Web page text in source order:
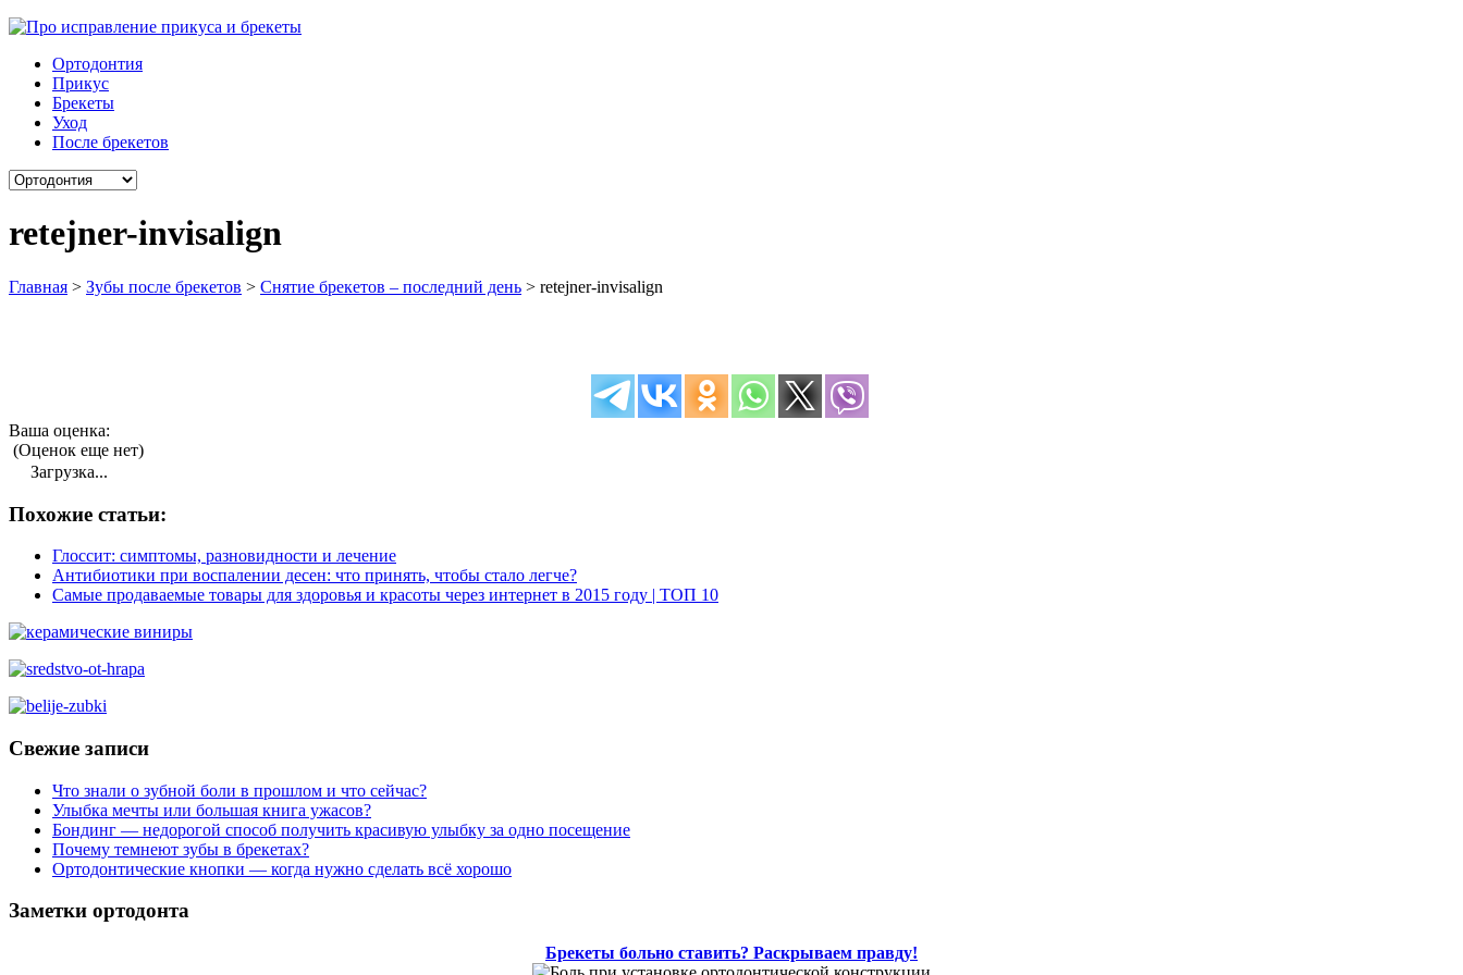
Ортодонтия
Прикус
Брекеты
Уход
После брекетов
retejner-invisalign
Главная > Зубы после брекетов > Снятие брекетов – последний день > retejner-invisalign
Ваша оценка:
(Оценок еще нет)
Загрузка...
Похожие статьи:
Глоссит: симптомы, разновидности и лечение
Антибиотики при воспалении десен: что принять, чтобы стало легче?
Самые продаваемые товары для здоровья и красоты через интернет в 2015 году | ТОП 10
Свежие записи
Что знали о зубной боли в прошлом и что сейчас?
Улыбка мечты или большая книга ужасов?
Бондинг — недорогой способ получить красивую улыбку за одно посещение
Почему темнеют зубы в брекетах?
Ортодонтические кнопки — когда нужно сделать всё хорошо
Заметки ортодонта
Брекеты больно ставить? Раскрываем правду!